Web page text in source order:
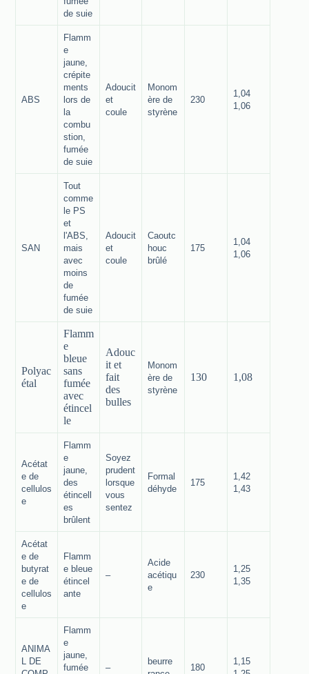
de suie
ABS
Flamm
e
jaune,
crépite
ments
lors de
la
combu
stion,
fumée
de suie
Adoucit
et
coule
Monom
ère de
styrène
230
1,04
1,06
SAN
Tout
comme
le PS
et
l'ABS,
mais
avec
moins
de
fumée
de suie
Adoucit
et
coule
Caoutc
houc
brûlé
175
1,04
1,06
Polyac
étal
Flamm
e
bleue
sans
fumée
avec
étincel
le
Adouc
it et
fait
des
bulles
Monom
ère de
styrène
130 1,08
Acétat
e de
cellulos
e
Flamm
e
jaune,
des
étincell
es
brûlent
Soyez
prudent
lorsque
vous
sentez
Formal
déhyde
175
1,42
1,43
Acétat
e de
butyrat
e de
cellulos
e
Flamm
e bleue
étincel
ante
–
Acide
acétiqu
e
230
1,25
1,35
ANIMA
L DE
Flamm
e
jaune,
fumée
–
beurre
180
1,15